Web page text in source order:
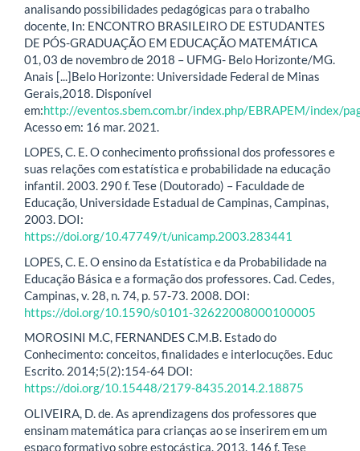
analisando possibilidades pedagógicas para o trabalho
docente, In: ENCONTRO BRASILEIRO DE ESTUDANTES
DE PÓS-GRADUAÇÃO EM EDUCAÇÃO MATEMÁTICA
01, 03 de novembro de 2018 – UFMG- Belo Horizonte/MG.
Anais [...]Belo Horizonte: Universidade Federal de Minas
Gerais,2018. Disponível
em:http://eventos.sbem.com.br/index.php/EBRAPEM/index/
Acesso em: 16 mar. 2021.
LOPES, C. E. O conhecimento profissional dos professores e
suas relações com estatística e probabilidade na educação
infantil. 2003. 290 f. Tese (Doutorado) – Faculdade de
Educação, Universidade Estadual de Campinas, Campinas,
2003. DOI:
https://doi.org/10.47749/t/unicamp.2003.283441
LOPES, C. E. O ensino da Estatística e da Probabilidade na
Educação Básica e a formação dos professores. Cad. Cedes,
Campinas, v. 28, n. 74, p. 57-73. 2008. DOI:
https://doi.org/10.1590/s0101-32622008000100005
MOROSINI M.C, FERNANDES C.M.B. Estado do
Conhecimento: conceitos, finalidades e interlocuções. Educ
Escrito. 2014;5(2):154-64 DOI:
https://doi.org/10.15448/2179-8435.2014.2.18875
OLIVEIRA, D. de. As aprendizagens dos professores que
ensinam matemática para crianças ao se inserirem em um
espaço formativo sobre estocástica. 2013. 146 f. Tese